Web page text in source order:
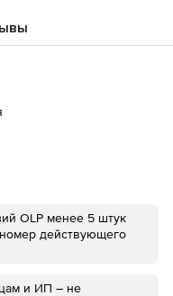
OLP менее 5 штук
действующего
и ИП – не